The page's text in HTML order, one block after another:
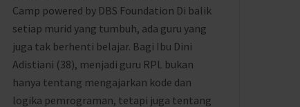
Camp powered by DBS Foundation Di balik
setiap murid yang tumbuh, ada guru yang
juga tak berhenti belajar. Bagi Ibu Dini
Adistiani (38), menjadi guru RPL bukan
hanya tentang mengajarkan kode dan
logika pemrograman, tetapi juga tentang